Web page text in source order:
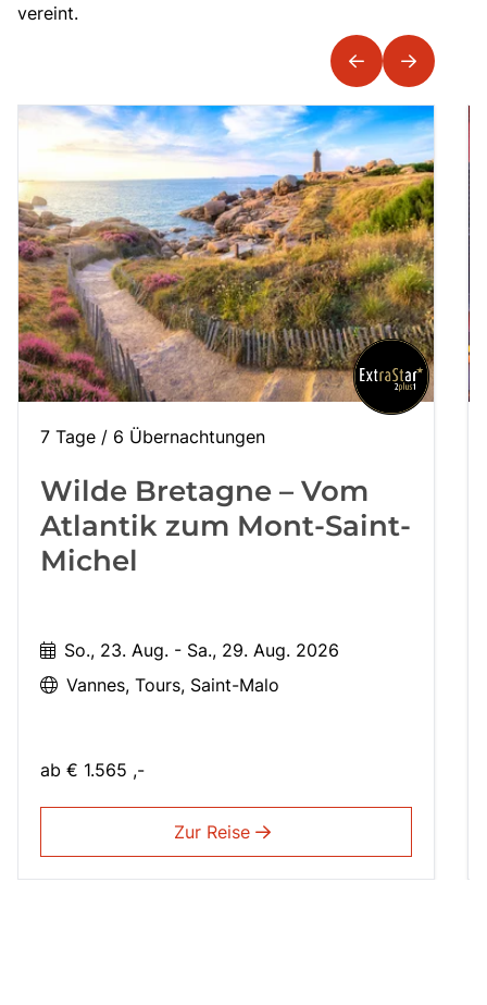
vereint.
7 Tage / 6 Übernachtungen
Wilde Bretagne – Vom
Atlantik zum Mont-Saint-
Michel
So., 23. Aug. - Sa., 29. Aug. 2026
Vannes Tours Saint-Malo
ab € 1.565 ,-
Zur Reise